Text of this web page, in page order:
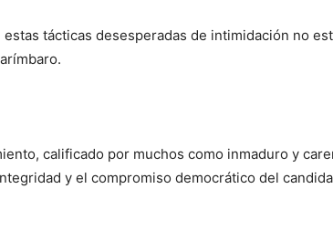
estas tácticas desesperadas de intimidación no
calificado por muchos como inmaduro y
y el compromiso democrático del